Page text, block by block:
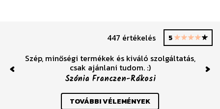
447 értékelés 5
Szép, minőségi termékek és kiváló szolgáltatás,
csak ajánlani tudom. :)
Szónia Franczen-Rákosi
Previous
TOVÁBBI VÉLEMÉNYEK